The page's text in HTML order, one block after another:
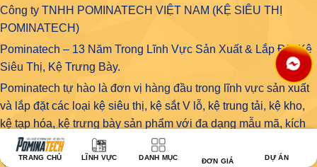
Công ty TNHH POMINATECH VIỆT NAM (KỆ SIÊU THỊ
POMINATECH)
Pominatech – 13 Năm Trong Lĩnh Vực Sản Xuất & Lắp Đặt Kệ
Siêu Thị, Kệ Trưng Bày.
Pominatech tự hào là đơn vị hàng đầu trong lĩnh vực sản xuất
và lắp đặt các loại kệ siêu thị, kệ sắt V lỗ, kệ trung tải, kệ kho,
kệ tạp hóa, kệ trưng bày sản phẩm với đa dạng mẫu mã, kích
thước linh hoạt, phù hợp với mọi nhu cầu của khách hàng.
🔹 Dịch vụ trọn gói: Tư vấn – Thiết kế – Setup cửa hàng
TRANG CHỦ LĨNH VỰC DANH MỤC ĐƠN GIÁ DỰ ÁN